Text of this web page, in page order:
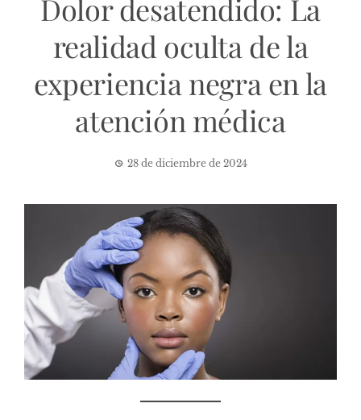
Dolor desatendido: La
realidad oculta de la
experiencia negra en la
atención médica
28 de diciembre de 2024